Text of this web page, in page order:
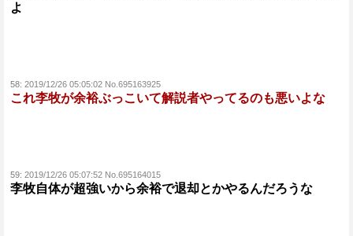
よ
58: 2019/12/26 05:05:02 No.695163925
これ李牧が余裕ぶっこいて解説者やってるのも悪いよな
59: 2019/12/26 05:07:52 No.695164015
李牧自体が超強いから余裕で退却とかやるんだろうな